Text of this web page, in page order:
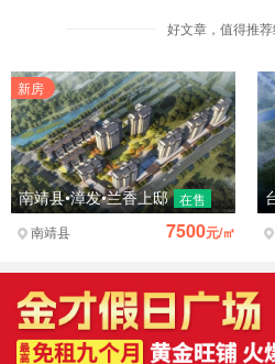
好文章，值得推荐
新房
南靖县•漳发•兰香上邸 在售
南靖县
7500元/㎡